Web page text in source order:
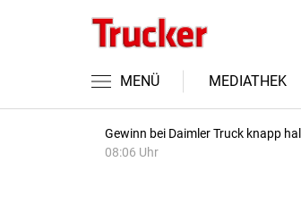
MENÜ MEDIATHEK
Gewinn bei Daimler Truck knapp
08:06 Uhr